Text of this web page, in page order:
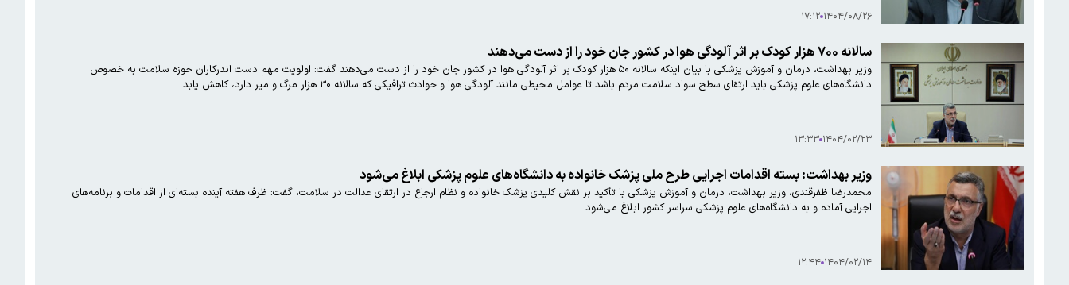
۱۴۰۴/۰۸/۲۶ ۱۷:۱۲
سالانه ۷۰۰ هزار کودک بر اثر آلودگی هوا در کشور جان خود را از دست می‌دهند
وزیر بهداشت، درمان و آموزش پزشکی با بیان اینکه سالانه ۵۰ هزار کودک بر اثر آلودگی هوا در کشور جان خود را از دست می‌دهند گفت: اولویت مهم دست اندرکاران حوزه سلامت به خصوص
دانشگاه‌های علوم پزشکی باید ارتقای سطح سواد سلامت مردم باشد تا عوامل محیطی مانند آلودگی هوا و حوادث ترافیکی که سالانه ۳۰ هزار مرگ و میر دارد، کاهش یابد.
۱۴۰۴/۰۲/۲۳ ۱۳:۳۳
وزیر بهداشت: بسته‌ اقدامات اجرایی طرح ملی پزشک خانواده به دانشگاه‌های علوم پزشکی ابلاغ می‌شود
محمدرضا ظفرقندی، وزیر بهداشت، درمان و آموزش پزشکی با تأکید بر نقش کلیدی پزشک خانواده و نظام ارجاع در ارتقای عدالت در سلامت، گفت: ظرف هفته آینده بسته‌ای از اقدامات و برنامه‌های
اجرایی آماده و به دانشگاه‌های علوم پزشکی سراسر کشور ابلاغ می‌شود.
۱۴۰۴/۰۲/۱۴ ۱۲:۴۴